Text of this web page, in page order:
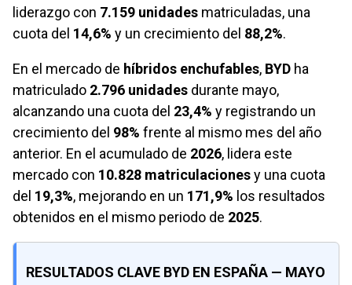
liderazgo con 7.159 unidades matriculadas, una
cuota del 14,6% y un crecimiento del 88,2%.
En el mercado de híbridos enchufables, BYD ha
matriculado 2.796 unidades durante mayo,
alcanzando una cuota del 23,4% y registrando un
crecimiento del 98% frente al mismo mes del año
anterior. En el acumulado de 2026, lidera este
mercado con 10.828 matriculacionesy una cuota
del 19,3%, mejorando en un 171,9% los resultados
obtenidos en el mismo periodo de 2025.
RESULTADOS CLAVE BYD EN ESPAÑA — MAYO